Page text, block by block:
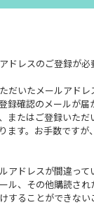
ドレスのご登録が必
だいたメールアド
録確認のメールが届
またはご登録いた
ます。お手数ですが
アドレスが間違っ
ル、その他購読され
することができない